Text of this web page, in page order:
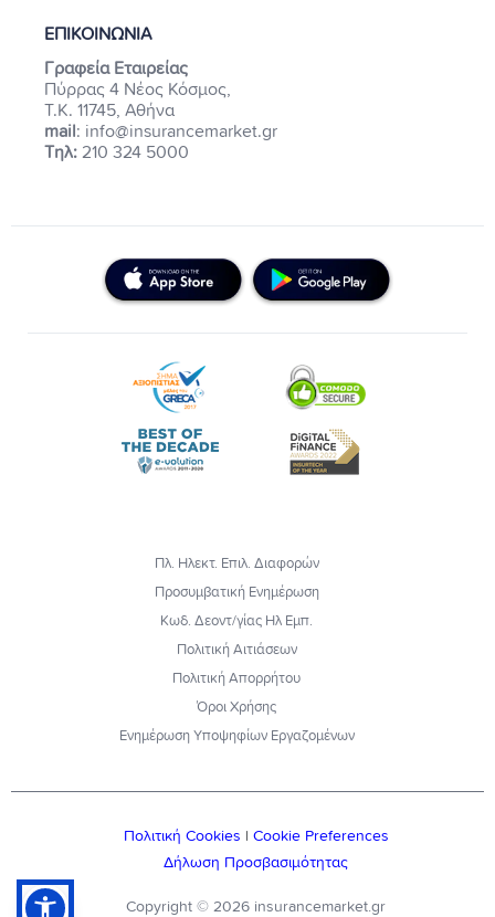
ΕΠΙΚΟΙΝΩΝΙΑ
Γραφεία Εταιρείας
Πύρρας 4 Νέος Κόσμος,
Τ.Κ. 11745, Αθήνα
mail: info@insurancemarket.gr
Τηλ: 210 324 5000
Πλ. Ηλεκτ. Επιλ. Διαφορών
Προσυμβατική Ενημέρωση
Κωδ. Δεοντ/γίας Ηλ Εμπ.
Πολιτική Αιτιάσεων
Πολιτική Απορρήτου
Όροι Χρήσης
Ενημέρωση Υποψηφίων Εργαζομένων
Πολιτική Cookies
Cookie Preferences
Δήλωση Προσβασιμότητας
Copyright © 2026 insurancemarket.gr